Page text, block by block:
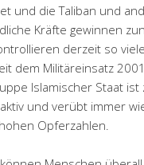
und die Taliban und
Kräfte gewinnen
derzeit so
dem Militäreinsatz
Islamischer Staat ist
und verübt immer
Opferzahlen.